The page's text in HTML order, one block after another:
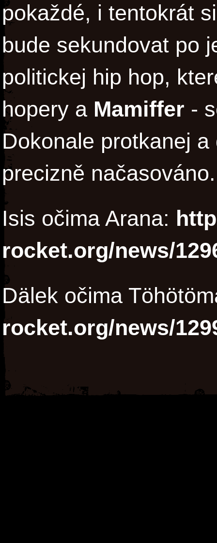
pokaždé, i tentokrát
bude sekundovat po
politickej hip hop,
hopery a Mamiffer -
Dokonale protkanej
precizně načasováno.
Isis očima Arana:
rocket.org/news/
Dälek očima
rocket.org/news/